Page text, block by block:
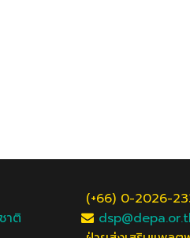
าติ
(+66) 0-2026-